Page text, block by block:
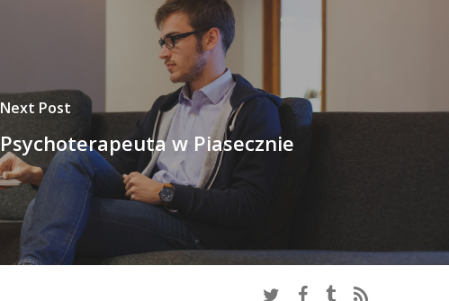
Next Post
Psychoterapeuta w Piasecznie
twitter facebooktumblrRSS